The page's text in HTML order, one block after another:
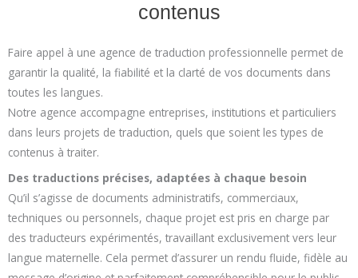
contenus
Faire appel à une agence de traduction professionnelle permet de
garantir la qualité, la fiabilité et la clarté de vos documents dans
toutes les langues.
Notre agence accompagne entreprises, institutions et particuliers
dans leurs projets de traduction, quels que soient les types de
contenus à traiter.
Des traductions précises, adaptées à chaque besoin
Qu’il s’agisse de documents administratifs, commerciaux,
techniques ou personnels, chaque projet est pris en charge par
des traducteurs expérimentés, travaillant exclusivement vers leur
langue maternelle. Cela permet d’assurer un rendu fluide, fidèle au